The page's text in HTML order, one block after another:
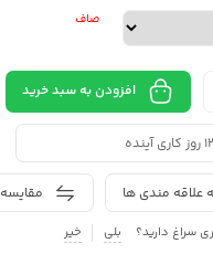
صاف
افزودن به سبد خرید
مقایسه علاقه مندی ها
سراغ دارید؟ بلی خیر